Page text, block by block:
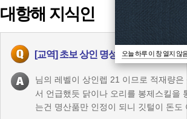
대항해 지식인
[교역] 초보 상인 명성도빨리 올리는 방
님의 레벨이 상인렙 21 이므로 적재량
서 언급했듯 닭이나 오리를 봉제스킬을
는건 명산품만 인정이 되니 깃털이 돈
오늘 하루 이 창 열지 않